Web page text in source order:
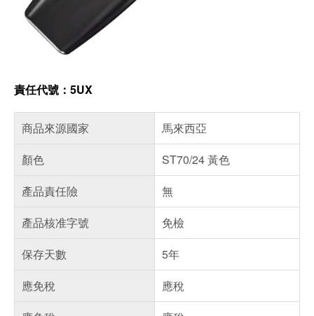
責任代號：5UX
商品來源國家
馬來西亞
顏色
ST70/24 黃色
產品責任險
無
產品核准字號
免檢
保存天數
5年
應免稅
應稅